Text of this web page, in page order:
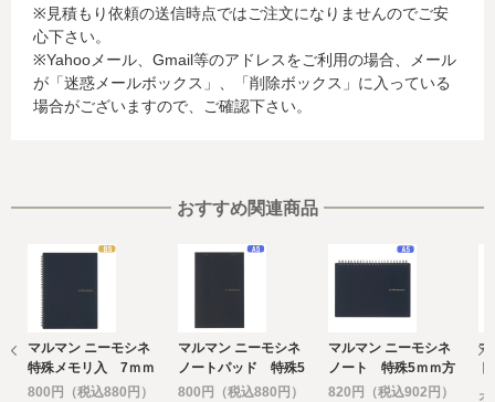
お客様が利用されているカード発行会社が外国にある場
合、これらの情報は当該発行会社が所属する国に移転され
る場合があります。当社では、お客様から収集した情報か
らは、ご利用のカード発行会社及び当該会社が所在する国
を特定することができないため、以下の個人情報保護措置
・発行会社の個人情報保護の措置
なお、個人情報保護委員会のホームページ
(https://www.ppc.go.jp/)では、各国における個人情報保護
制度に関する情報について掲載されています。
お客様が未成年の場合、親権者または後見人の承諾を得た
上で、本サービスを利用するものとします。
e) 個人情報の取扱いの委託について
取得した個人情報の取扱いの全部又は、一部を委託するこ
※見積もり依頼の送信時点ではご注文になりませんのでご安
心下さい。
※Yahooメール、Gmail等のアドレスをご利用の場合、メール
が「迷惑メールボックス」、「削除ボックス」に入っている
場合がございますので、ご確認下さい。
おすすめ関連商品
マルマン ニーモシネ
特殊メモリ入 7ｍｍ
罫 B5
800円（税込880円）
マルマン ニーモシネ
ノートパッド 特殊5
ｍｍ方眼罫 A5
800円（税込880円）
マルマン ニーモシネ
ノート 特殊5ｍｍ方
眼罫 A5
820円（税込902円）
マ
オ